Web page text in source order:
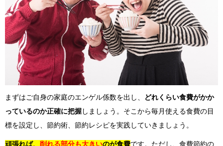
まずはご自身の家庭のエンゲル係数を出し、
どれくらい食費がかか
っているのか正確に把握しましょう。そこから毎月使える食費の目
標を設定し、節約術、節約レシピを実践していきましょう。
頑張れば、 削れる部分も大きいのが食費です。ただし、食費節約の